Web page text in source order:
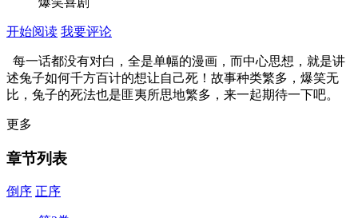
开始阅读 我要评论
每一话都没有对白，全是单幅的漫画，而中心思想，就是讲
述兔子如何千方百计的想让自己死！故事种类繁多，爆笑无
比，兔子的死法也是匪夷所思地繁多，来一起期待一下吧。
更多
章节列表
倒序 正序